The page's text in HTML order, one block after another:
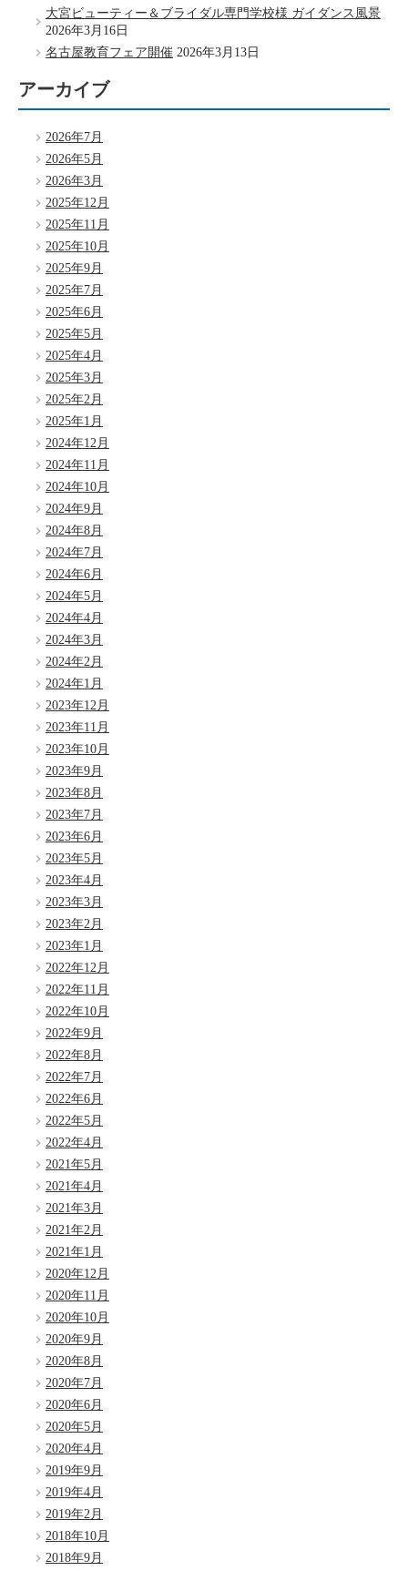
大宮ビューティー＆ブライダル専門学校様 ガイダンス風景
2026年3月16日
名古屋教育フェア開催 2026年3月13日
アーカイブ
2026年7月
2026年5月
2026年3月
2025年12月
2025年11月
2025年10月
2025年9月
2025年7月
2025年6月
2025年5月
2025年4月
2025年3月
2025年2月
2025年1月
2024年12月
2024年11月
2024年10月
2024年9月
2024年8月
2024年7月
2024年6月
2024年5月
2024年4月
2024年3月
2024年2月
2024年1月
2023年12月
2023年11月
2023年10月
2023年9月
2023年8月
2023年7月
2023年6月
2023年5月
2023年4月
2023年3月
2023年2月
2023年1月
2022年12月
2022年11月
2022年10月
2022年9月
2022年8月
2022年7月
2022年6月
2022年5月
2022年4月
2021年5月
2021年4月
2021年3月
2021年2月
2021年1月
2020年12月
2020年11月
2020年10月
2020年9月
2020年8月
2020年7月
2020年6月
2020年5月
2020年4月
2019年9月
2019年4月
2019年2月
2018年10月
2018年9月